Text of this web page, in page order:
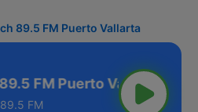
89.5 FM Puerto Vallarta
FM Puerto Vallarta
FM